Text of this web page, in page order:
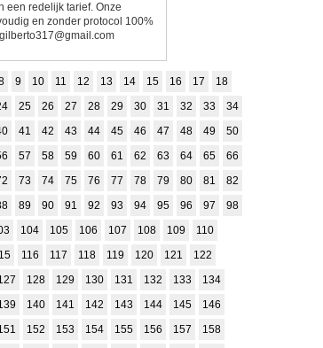
een redelijk tarief. Onze
en zonder protocol 100%
9 10 11 12 13 14 15 16 17
18
25 26 27 28 29 30 31 32 33
34
41 42 43 44 45 46 47 48 49
50
57 58 59 60 61 62 63 64 65
66
73 74 75 76 77 78 79 80 81
82
89 90 91 92 93 94 95 96 97
98
104 105 106 107 108 109
110
116 117 118 119 120 121
122
128 129 130 131 132 133
134
140 141 142 143 144 145
146
152 153 154 155 156 157 158